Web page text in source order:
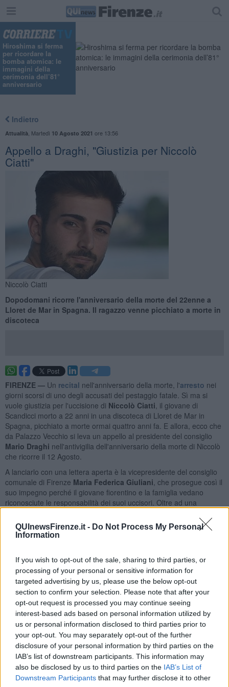
QUInewsFirenze.it - Do Not Process My Personal
Information
If you wish to opt-out of the sale, sharing to third parties, or
processing of your personal or sensitive information for
targeted advertising by us, please use the below opt-out
section to confirm your selection. Please note that after your
opt-out request is processed you may continue seeing
interest-based ads based on personal information utilized by
us or personal information disclosed to third parties prior to
your opt-out. You may separately opt-out of the further
disclosure of your personal information by third parties on the
IAB’s list of downstream participants. This information may
also be disclosed by us to third parties on the IAB’s List of
Downstream Participants that may further disclose it to other
Hiroshima si ferma
per ricordare la
bomba atomica: le
immagini della
cerimonia dell’81°
anniversario
Indietro
Attualità Martedì 10 Agosto 2021 ore 13:56
Appello a Draghi, "Giustizia per Niccolò
Ciatti"
Niccolò Ciatti
Dopodomani ricorre l'anniversario della morte del 22enne a
Lloret de Mar in Spagna. Il ragazzo venne picchiato a morte in
discoteca
FIRENZE — Un recital nell'anniversario della morte, l'arresto nei
giorni scorsi di uno degli accusati del pestaggio fatale. Sì ma si
vuole giustizia per l'uccisione di Niccolò Ciatti , il giovane di
Scandicci morto a 22 anni in una discoteca di Lloret de Mar in
Spagna, picchiato a morte ormai quattro anni fa. E allora, ecco che
da Palazzo Vecchio si leva un appello al presidente del consiglio
Mario Draghi nell'antivigilia dell'anniversario della morte di Niccolò
che ricorre il 12 Agosto.
A lanciarlo con una lettera aperta è la vicepresidente del consiglio
comunale di Firenze Maria Federica Giuliani , che prosegue così il
suo impegno perché il giovane fiorentino e la famiglia vedano
riconosciute le responsabilità dei suoi uccisori. Oltre ad una
aveva infatti fatto approvare dall'assemblea cittadina nel 2017 una
risoluzione per chiedere giustizia per Niccolò. Ed ecco di seguito il
"Illustrissimo Presidente Draghi, da Firenze Le inviamo il nostro
accorato appello, vogliamo giustizia per il nostro concittadino
Niccolò Ciatti, ucciso il 12 agosto del 2017 a Lloret de Mar in
Spagna, a soli ventidue anni".
"Nei giorni scorsi infatti è stato arrestato della polizia federale
tedesca, al confine tra Francia e Germania, Rassoul Bissoultanov il
ceceno principale indagato per l'omicidio di Niccolò Ciatti, picchiato
a morte l'11 Agosto 2017 in mezzo alla pista di una discoteca di
Lloret de Mar. A picchiare con una violenza inaudita, tre bulli